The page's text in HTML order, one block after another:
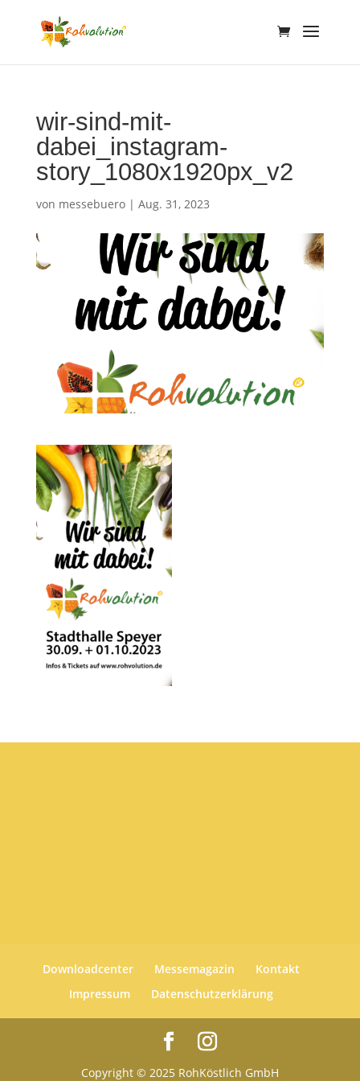
wir-sind-mit-
dabei_instagram-
story_1080x1920px_v2
von messebuero| Aug. 31, 2023
Downloadcenter Messemagazin
Kontakt
Impressum
Datenschutzerklärung
Copyright © 2025 RohKöstlich GmbH